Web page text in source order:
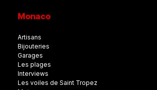
Monaco
Artisans
Bijouteries
Garages
Les plages
Interviews
Les voiles de Saint Tropez